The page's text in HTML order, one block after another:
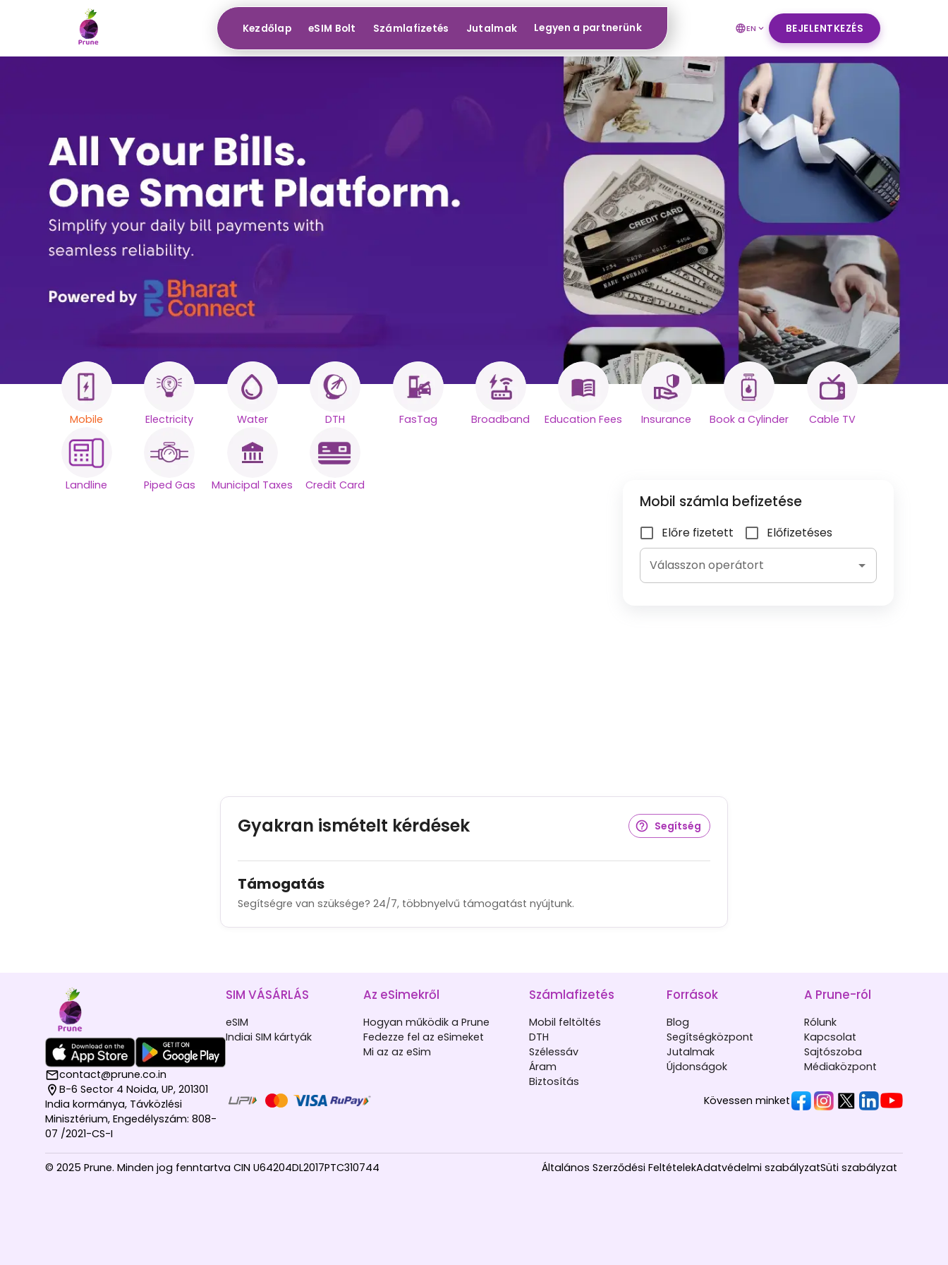
Kezdőlap eSIM Bolt Számlafizetés Jutalmak Legyen a partnerünk EN BEJELENTKEZÉS
Minden számlája.
Egyetlen okos
Mobile Electricity Water DTH FasTag Broadband Education Fees Insurance Book a Cylinder Cable TV
Landline Piped Gas Municipal Taxes Credit Card
Mobil számla befizetése
Előre fizetett
Előfizetéses
Válasszon operátort
Gyakran ismételt kérdések Segítség
Támogatás
Segítségre van szüksége? 24/7, többnyelvű támogatást nyújtunk.
contact@prune.co.in
B-6 Sector 4 Noida, UP, 201301
India kormánya, Távközlési
Minisztérium, Engedélyszám: 808-
07 /2021-CS-I
SIM VÁSÁRLÁS
eSIM
Indiai SIM kártyák
Az eSimekről
Hogyan működik a Prune
Fedezze fel az eSimeket
Mi az az eSim
Számlafizetés
Mobil feltöltés
DTH
Szélessáv
Áram
Biztosítás
Források
Blog
Segítségközpont
Jutalmak
Újdonságok
A Prune-ról
Rólunk
Kapcsolat
Sajtószoba
Médiaközpont
Kövessen minket
© 2025 Prune. Minden jog fenntartva CIN U64204DL2017PTC310744 Általános Szerződési FeltételekAdatvédelmi szabályzatSüti szabályzat